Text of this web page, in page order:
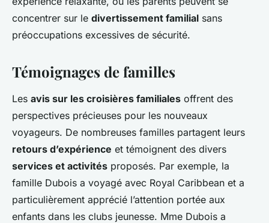
concentrer sur le divertissement familial sans
préoccupations excessives de sécurité.
Témoignages de familles
Les avis sur les croisières familiales offrent des
perspectives précieuses pour les nouveaux
voyageurs. De nombreuses familles partagent leurs
retours d’expérience et témoignent des divers
services et activités proposés. Par exemple, la
famille Dubois a voyagé avec Royal Caribbean et a
particulièrement apprécié l’attention portée aux
enfants dans les clubs jeunesse. Mme Dubois a